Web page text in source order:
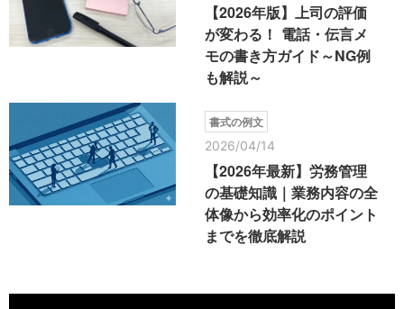
【2026年版】上司の評価
が変わる！ 電話・伝言メ
モの書き方ガイド～NG例
も解説～
書式の例文
2026/04/14
【2026年最新】労務管理
の基礎知識｜業務内容の全
体像から効率化のポイント
までを徹底解説